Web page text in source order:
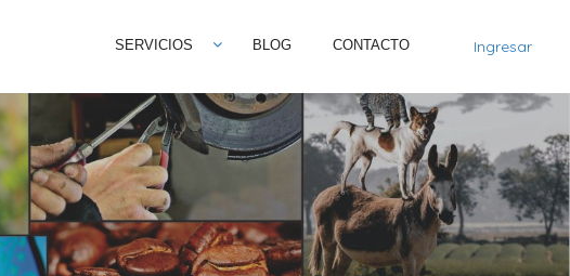
Ingresar
SERVICIOS BLOG CONTACTO